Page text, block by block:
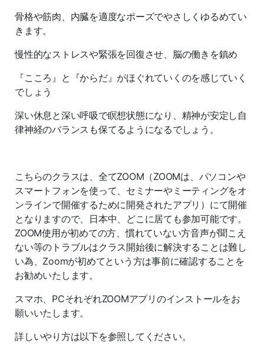
骨格や筋肉、内臓を適度なポーズでやさしくゆるめてい
きます。
慢性的なストレスや緊張を回復させ、脳の働きを鎮め
『こころ』と『からだ』がほぐれていくのを感じていく
でしょう
深い休息と深い呼吸で瞑想状態になり、精神が安定し自
律神経のバランスも保てるようになるでしょう。
こちらのクラスは、全てZOOM（ZOOMは、パソコンや
スマートフォンを使って、セミナーやミーティングをオ
ンラインで開催するために開発されたアプリ）にて開催
となりますので、日本中、どこに居ても参加可能です。
ZOOM使用が初めての方、慣れていない方音声が聞こえ
ない等のトラブルはクラス開始後に解決することは難し
い為、Zoomが初めてという方は事前に確認することを
お勧めいたします。
スマホ、PCそれぞれZOOMアプリのインストールをお
願いいたします。
詳しいやり方は以下を参照してください。